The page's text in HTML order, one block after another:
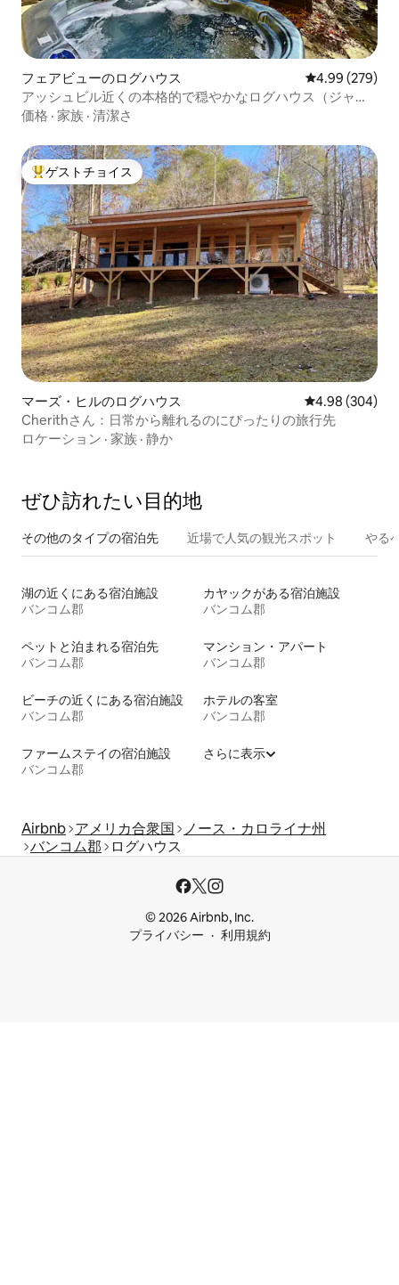
フェアビューのログハウス レビュー279
4.99 (279)
アッシュビル近くの本格的で穏やかなログハウス（ジャグ
ジー付き）
価格 · 家族 · 清潔さ
大好評のゲストチョイスです。
ゲストチョイス
マーズ・ヒルのログハウス レビュー304
4.98 (304)
Cherithさん：日常から離れるのにぴったりの旅行先
ロケーション · 家族 · 静か
ぜひ訪⁠れ⁠た⁠い目⁠的⁠地
その他のタ⁠イ⁠プ⁠の宿⁠泊⁠先 近場で人気の観光スポット やる
湖の近くにある宿泊施設
バンコム郡
カヤックがある宿泊施設
バンコム郡
ペットと泊まれる宿泊先
バンコム郡
マンション・アパート
バンコム郡
ビーチの近くにある宿泊施設
バンコム郡
ホテルの客室
バンコム郡
ファームステイの宿泊施設
バンコム郡
さらに表示
Airbnb アメリカ合衆国
ノース・カロライナ州
バンコム郡
ログハウス
© 2026 Airbnb, Inc.
プライバシー
利用規約